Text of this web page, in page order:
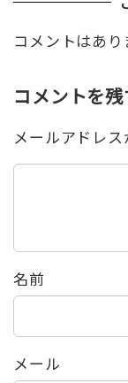
コメントはあり
コメントを
メールアドレス
名前
メール